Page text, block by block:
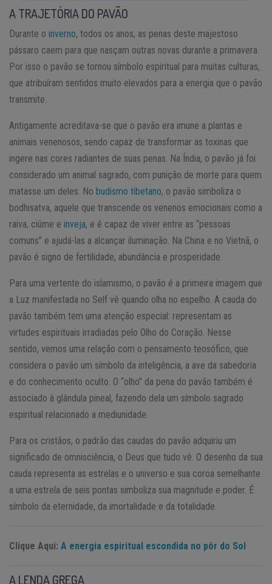
A TRAJETÓRIA DO PAVÃO
Durante o inverno, todos os anos, as penas deste majestoso
pássaro caem para que nasçam outras novas durante a primavera.
Por isso o pavão se tornou símbolo espiritual para muitas culturas,
que atribuíram sentidos muito elevados para a energia que o pavão
transmite.
Antigamente acreditava-se que o pavão era imune a plantas e
animais venenosos, sendo capaz de transformar as toxinas que
ingere nas cores radiantes de suas penas. Na Índia, o pavão já foi
considerado um animal sagrado, com punição de morte para quem
matasse um deles. No budismo tibetano, o pavão simboliza o
bodhisatva, aquele que transcende os venenos emocionais como a
raiva, ciúme e inveja, e é capaz de viver entre as “pessoas
comuns” e ajudá-las a alcançar iluminação. Na China e no Vietnã, o
pavão é signo de fertilidade, abundância e prosperidade.
Para uma vertente do islamismo, o pavão é a primeira imagem que
a Luz manifestada no Self vê quando olha no espelho. A cauda do
pavão também tem uma atenção especial: representam as
virtudes espirituais irradiadas pelo Olho do Coração. Nesse
sentido, vemos uma relação com o pensamento teosófico, que
considera o pavão um símbolo da inteligência, a ave da sabedoria
e do conhecimento oculto. O “olho” da pena do pavão também é
associado à glândula pineal, fazendo dela um símbolo sagrado
espiritual relacionado a mediunidade.
Para os cristãos, o padrão das caudas do pavão adquiriu um
significado de omnisciência, o Deus que tudo vê. O desenho da sua
cauda representa as estrelas e o universo e sua coroa semelhante
a uma estrela de seis pontas simboliza sua magnitude e poder. É
símbolo da eternidade, da imortalidade e da totalidade.
Clique Aqui: A energia espiritual escondida no pôr do Sol
A LENDA GREGA